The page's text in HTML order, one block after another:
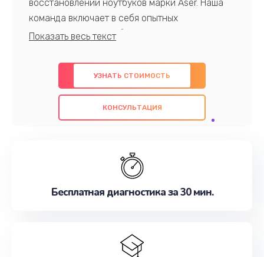
восстановлении ноутбуков марки Aser. Наша
команда включает в себя опытных
профессионалов с обширными знаниями и
предлагаем быстрый и качественный ремонт с
использованием оригинальных компонентов, а
также гарантируем качество всех
проведенных работ. Наша цель - предоставить
наилучшим образом. Не медлите записаться на
УЗНАТЬ СТОИМОСТЬ
КОНСУЛЬТАЦИЯ
Бесплатная диагностика за 30 мин.